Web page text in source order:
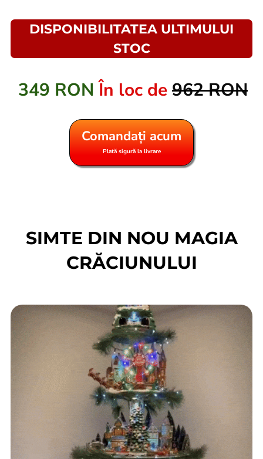
DISPONIBILITATEA ULTIMULUI
STOC
349 RONÎn loc de962 RON
Comandați acum
Plată sigură la livrare
SIMTE DIN NOU MAGIA
CRĂCIUNULUI